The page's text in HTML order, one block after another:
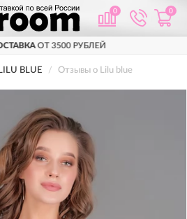
0 0
LILU BLUE Отзывы о Lilu blue